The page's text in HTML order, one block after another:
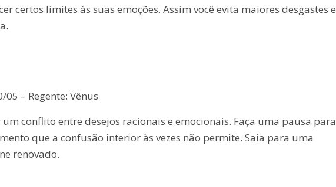
certos limites às suas emoções. Assim você evita maiores desgastes e
05 – Regente: Vênus
conflito entre desejos racionais e emocionais. Faça uma pausa para
que a confusão interior às vezes não permite. Saia para uma
renovado.